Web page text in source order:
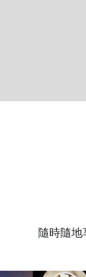
隨時隨地